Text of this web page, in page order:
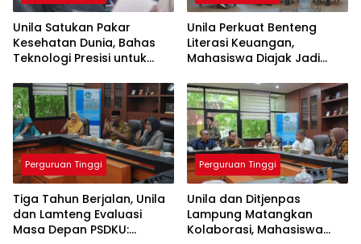
Unila Satukan Pakar
Kesehatan Dunia, Bahas
Teknologi Presisi untuk
Medis
Unila Perkuat Benteng
Literasi Keuangan,
Mahasiswa Diajak Jadi
Perguruan Tinggi
Tiga Tahun Berjalan, Unila
dan Lamteng Evaluasi
Masa Depan PSDKU:
Perguruan Tinggi
Unila dan Ditjenpas
Lampung Matangkan
Kolaborasi, Mahasiswa